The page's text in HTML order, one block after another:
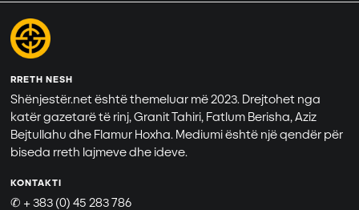
RRETH NESH
Shënjestër.net është themeluar më 2023. Drejtohet nga
katër gazetarë të rinj, Granit Tahiri, Fatlum Berisha, Aziz
Bejtullahu dhe Flamur Hoxha. Mediumi është një qendër për
biseda rreth lajmeve dhe ideve.
KONTAKTI
✆ + 383 (0) 45 283 786